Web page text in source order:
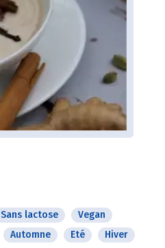
Sans lactose
Vegan
Automne Eté
Hiver